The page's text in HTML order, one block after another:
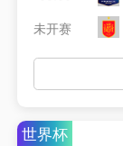
未开赛
世界杯